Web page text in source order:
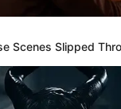
Scenes Slipped